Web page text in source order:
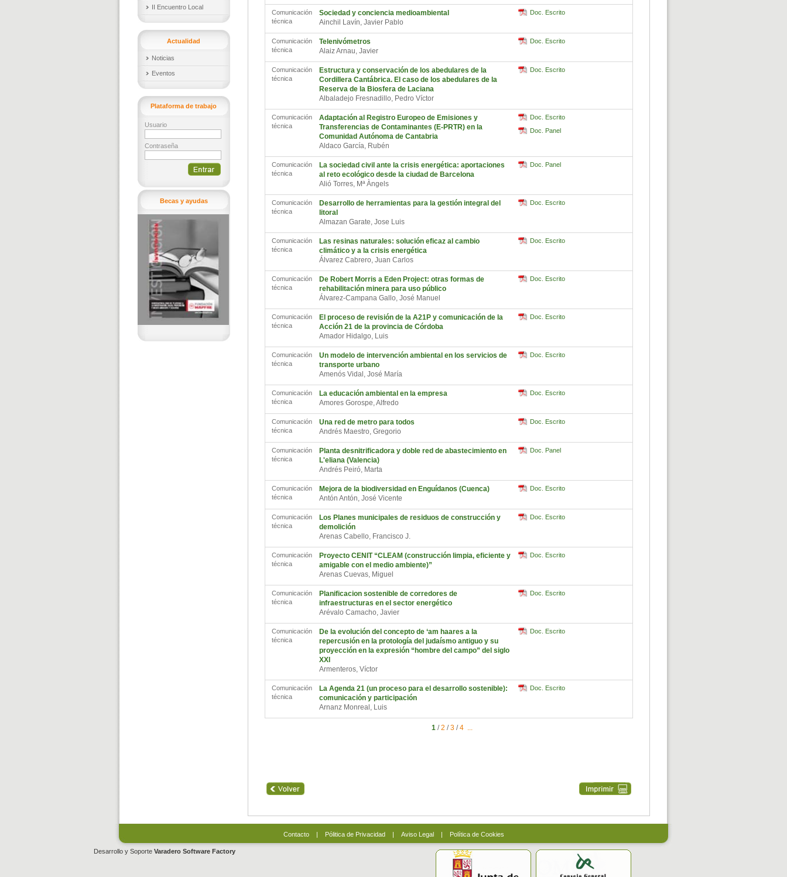
II Encuentro Local
Actualidad
Noticias
Eventos
Plataforma de trabajo
Usuario
Contraseña
Becas y ayudas
Comunicación
técnica
Sociedad y conciencia medioambiental
Ainchil Lavín, Javier Pablo
Doc. Escrito
Comunicación
técnica
Telenivómetros
Alaiz Arnau, Javier
Doc. Escrito
Comunicación
técnica
Estructura y conservación de los abedulares de la
Cordillera Cantábrica. El caso de los abedulares de la
Reserva de la Biosfera de Laciana
Albaladejo Fresnadillo, Pedro Víctor
Doc. Escrito
Comunicación
técnica
Adaptación al Registro Europeo de Emisiones y
Transferencias de Contaminantes (E-PRTR) en la
Comunidad Autónoma de Cantabria
Aldaco García, Rubén
Doc. Escrito
Doc. Panel
Comunicación
técnica
La sociedad civil ante la crisis energética: aportaciones
al reto ecológico desde la ciudad de Barcelona
Alió Torres, Mª Àngels
Doc. Panel
Comunicación
técnica
Desarrollo de herramientas para la gestión integral del
litoral
Almazan Garate, Jose Luis
Doc. Escrito
Comunicación
técnica
Las resinas naturales: solución eficaz al cambio
climático y a la crisis energética
Álvarez Cabrero, Juan Carlos
Doc. Escrito
Comunicación
técnica
De Robert Morris a Eden Project: otras formas de
rehabilitación minera para uso público
Álvarez-Campana Gallo, José Manuel
Doc. Escrito
Comunicación
técnica
El proceso de revisión de la A21P y comunicación de la
Acción 21 de la provincia de Córdoba
Amador Hidalgo, Luis
Doc. Escrito
Comunicación
técnica
Un modelo de intervención ambiental en los servicios de
transporte urbano
Amenós Vidal, José María
Doc. Escrito
Comunicación
técnica
La educación ambiental en la empresa
Amores Gorospe, Alfredo
Doc. Escrito
Comunicación
técnica
Una red de metro para todos
Andrés Maestro, Gregorio
Doc. Escrito
Comunicación
técnica
Planta desnitrificadora y doble red de abastecimiento en
L'eliana (Valencia)
Andrés Peiró, Marta
Doc. Panel
Comunicación
técnica
Mejora de la biodiversidad en Enguídanos (Cuenca)
Antón Antón, José Vicente
Doc. Escrito
Comunicación
técnica
Los Planes municipales de residuos de construcción y
demolición
Arenas Cabello, Francisco J.
Doc. Escrito
Comunicación
técnica
Proyecto CENIT “CLEAM (construcción limpia, eficiente y
amigable con el medio ambiente)”
Arenas Cuevas, Miguel
Doc. Escrito
Comunicación
técnica
Planificacion sostenible de corredores de
infraestructuras en el sector energético
Arévalo Camacho, Javier
Doc. Escrito
Comunicación
técnica
De la evolución del concepto de ‘am haares a la
repercusión en la protología del judaísmo antiguo y su
proyección en la expresión “hombre del campo” del siglo
XXI
Armenteros, Víctor
Doc. Escrito
Comunicación
técnica
La Agenda 21 (un proceso para el desarrollo sostenible):
comunicación y participación
Arnanz Monreal, Luis
Doc. Escrito
1 / 2 / 3 / 4 ...
Contacto| Pólitica de Privacidad| Aviso Legal| Política de Cookies
Desarrollo y Soporte Varadero Software Factory